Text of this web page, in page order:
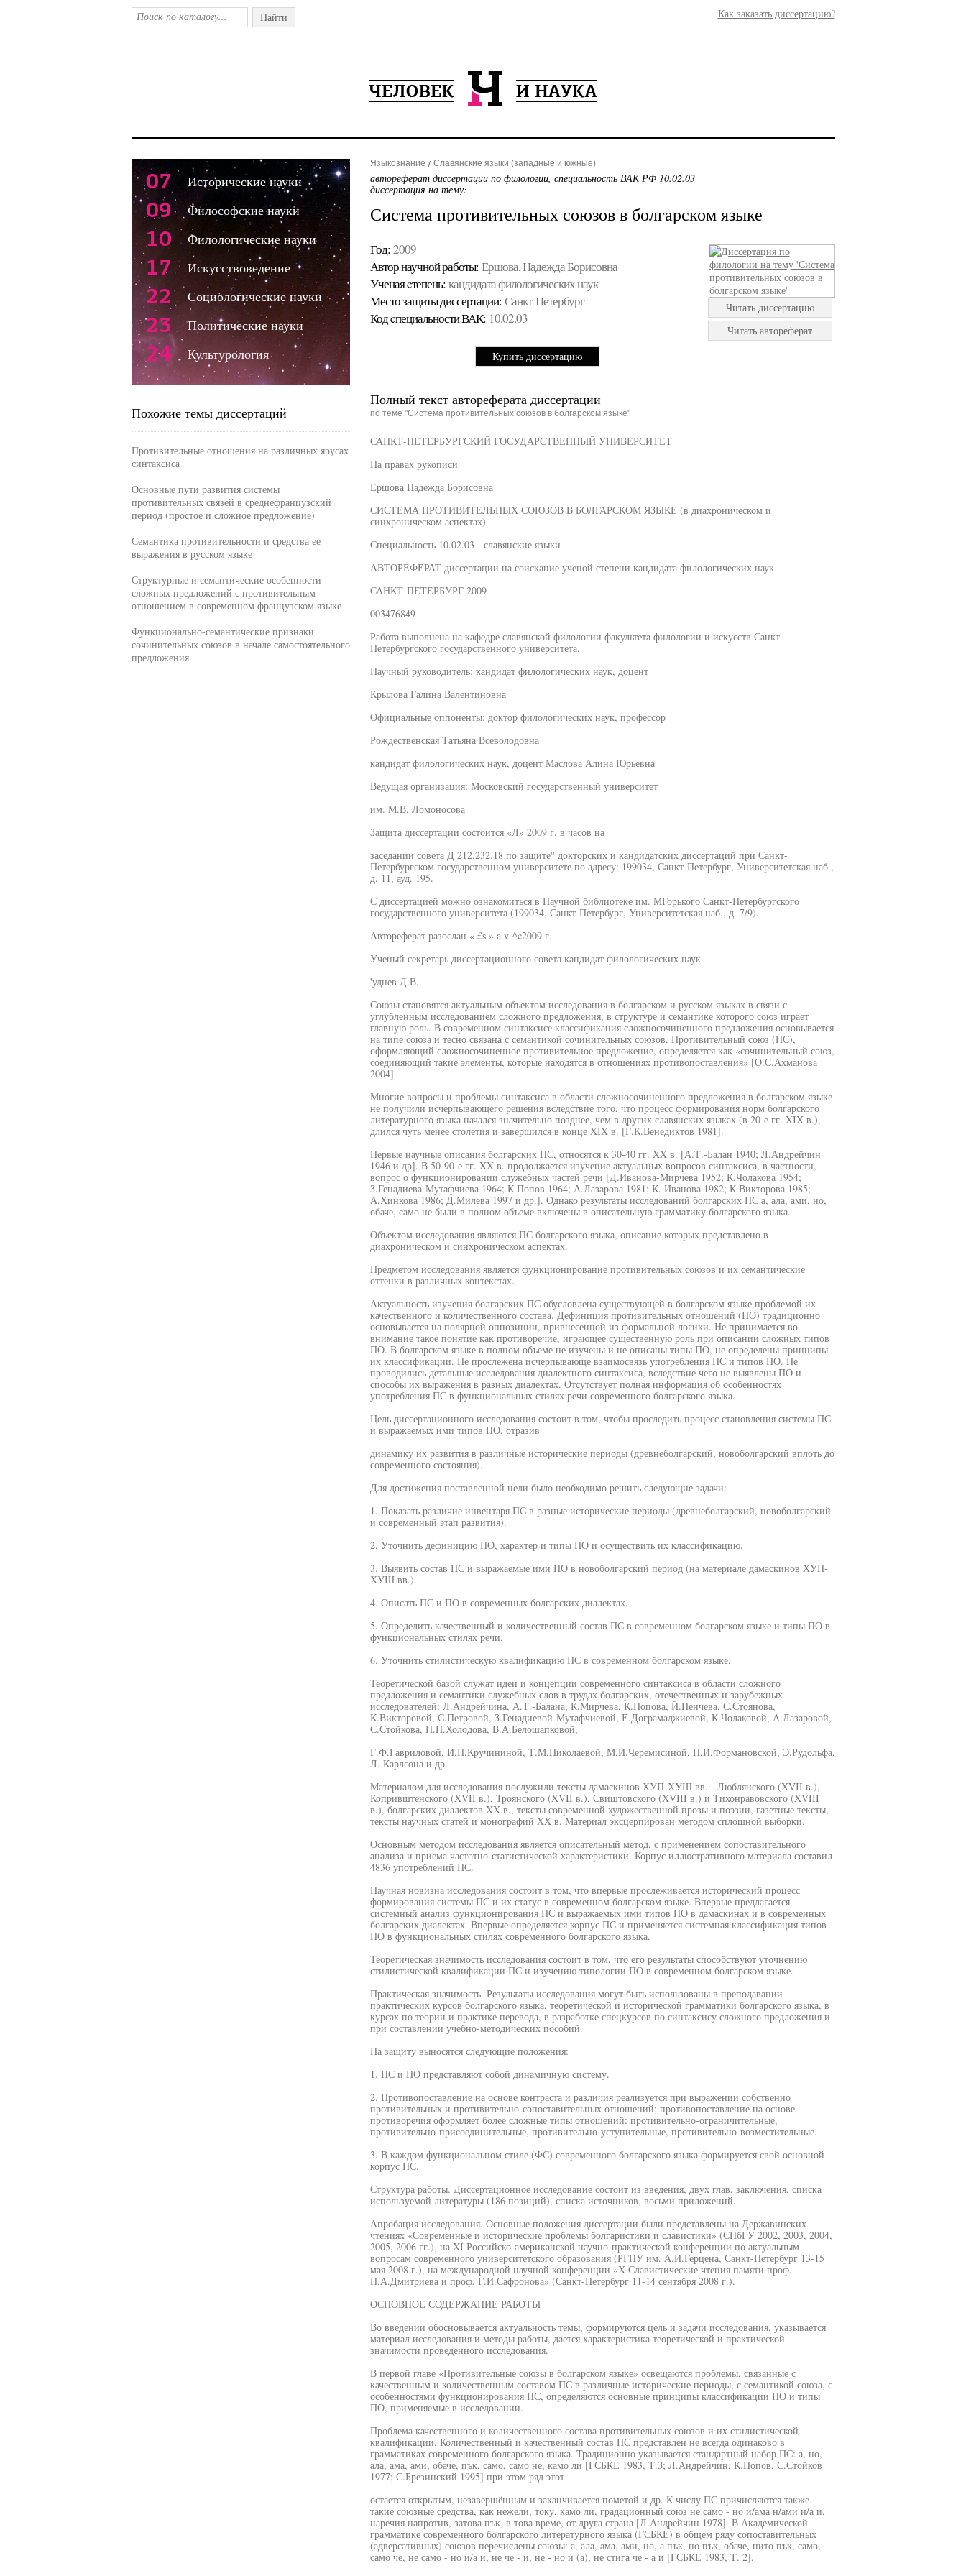
Найти Как заказать диссертацию?
Языкознание Славянские языки (западные и южные)
автореферат диссертации по филологии, специальность ВАК РФ 10.02.03
диссертация на тему:
Система противительных союзов в болгарском языке
Год: 2009
Автор научной работы: Ершова, Надежда Борисовна
Ученая cтепень: кандидата филологических наук
Место защиты диссертации: Санкт-Петербург
Код cпециальности ВАК: 10.02.03
Купить диссертацию
Читать диссертацию
Читать автореферат
Полный текст автореферата диссертации
по теме "Система противительных союзов в болгарском языке"
САНКТ-ПЕТЕРБУРГСКИЙ ГОСУДАРСТВЕННЫЙ УНИВЕРСИТЕТ
На правах рукописи
Ершова Надежда Борисовна
СИСТЕМА ПРОТИВИТЕЛЬНЫХ СОЮЗОВ В БОЛГАРСКОМ ЯЗЫКЕ (в диахроническом и
синхроническом аспектах)
Специальность 10.02.03 - славянские языки
АВТОРЕФЕРАТ диссертации на соискание ученой степени кандидата филологических наук
САНКТ-ПЕТЕРБУРГ 2009
003476849
Работа выполнена на кафедре славянской филологии факультета филологии и искусств Санкт-
Петербургского государственного университета.
Научный руководитель: кандидат филологических наук, доцент
Крылова Галина Валентиновна
Официальные оппоненты: доктор филологических наук, профессор
Рождественская Татьяна Всеволодовна
кандидат филологических наук, доцент Маслова Алина Юрьевна
Ведущая организация: Московский государственный университет
им. М.В. Ломоносова
Защита диссертации состоится «Л» 2009 г. в часов на
заседании совета Д 212.232.18 по защите'' докторских и кандидатских диссертаций при Санкт-
Петербургском государственном университете по адресу: 199034, Санкт-Петербург, Университетская наб.,
д. 11, ауд. 195.
С диссертацией можно ознакомиться в Научной библиотеке им. МГорького Санкт-Петербургского
государственного университета (199034, Санкт-Петербург, Университетская наб., д. 7/9).
Автореферат разослан « £s » a v-^c2009 г.
Ученый секретарь диссертационного совета кандидат филологических наук
'уднев Д.В.
Союзы становятся актуальным объектом исследования в болгарском и русском языках в связи с
углубленным исследованием сложного предложения, в структуре и семантике которого союз играет
главную роль. В современном синтаксисе классификация сложносочиненного предложения основывается
на типе союза и тесно связана с семантикой сочинительных союзов. Противительный союз (ПС),
оформляющий сложносочиненное противительное предложение, определяется как «сочинительный союз,
соединяющий такие элементы, которые находятся в отношениях противопоставления» [О.С.Ахманова
2004].
Многие вопросы и проблемы синтаксиса в области сложносочиненного предложения в болгарском языке
не получили исчерпывающего решения вследствие того, что процесс формирования норм болгарского
литературного языка начался значительно позднее, чем в других славянских языках (в 20-е гг. XIX в.),
длился чуть менее столетия и завершился в конце XIX в. [Г.К.Венедиктов 1981].
Первые научные описания болгарских ПС, относятся к 30-40 гг. XX в. [А.Т.-Балан 1940; Л.Андрейчин
1946 и др]. В 50-90-е гг. XX в. продолжается изучение актуальных вопросов синтаксиса, в частности,
вопрос о функционировании служебных частей речи [Д.Иванова-Мирчева 1952; К.Чолакова 1954;
З.Генадиева-Мутафчиева 1964; К.Попов 1964; А.Лазарова 1981; К. Иванова 1982; К.Викторова 1985;
А.Хинкова 1986; Д.Милева 1997 и др.]. Однако результаты исследований болгарских ПС а, ала, ами, но,
обаче, само не были в полном объеме включены в описательную грамматику болгарского языка.
Объектом исследования являются ПС болгарского языка, описание которых представлено в
диахроническом и синхроническом аспектах.
Предметом исследования является функционирование противительных союзов и их семантические
оттенки в различных контекстах.
Актуальность изучения болгарских ПС обусловлена существующей в болгарском языке проблемой их
качественного и количественного состава. Дефиниция противительных отношений (ПО) традиционно
основывается на полярной оппозиции, привнесенной из формальной логики. Не принимается во
внимание такое понятие как противоречие, играющее существенную роль при описании сложных типов
ПО. В болгарском языке в полном объеме не изучены и не описаны типы ПО, не определены принципы
их классификации. Не прослежена исчерпывающе взаимосвязь употребления ПС и типов ПО. Не
проводились детальные исследования диалектного синтаксиса, вследствие чего не выявлены ПО и
способы их выражения в разных диалектах. Отсутствует полная информация об особенностях
употребления ПС в функциональных стилях речи современного болгарского языка.
Цель диссертационного исследования состоит в том, чтобы проследить процесс становления системы ПС
и выражаемых ими типов ПО, отразив
динамику их развития в различные исторические периоды (древнеболгарский, новоболгарский вплоть до
современного состояния).
Для достижения поставленной цели было необходимо решить следующие задачи:
1. Показать различие инвентаря ПС в разные исторические периоды (древнеболгарский, новоболгарский
и современный этап развития).
2. Уточнить дефиницию ПО, характер и типы ПО и осуществить их классификацию.
3. Выявить состав ПС и выражаемые ими ПО в новоболгарский период (на материале дамаскинов ХУН-
ХУШ вв.).
4. Описать ПС и ПО в современных болгарских диалектах.
5. Определить качественный и количественный состав ПС в современном болгарском языке и типы ПО в
функциональных стилях речи.
6. Уточнить стилистическую квалификацию ПС в современном болгарском языке.
Теоретической базой служат идеи и концепции современного синтаксиса в области сложного
предложения и семантики служебных слов в трудах болгарских, отечественных и зарубежных
исследователей: Л.Андрейчина, А.Т.-Балана, К.Мирчева, К.Попова, Й.Пенчева, С.Стоянова,
К.Викторовой, С.Петровой, З.Генадиевой-Мутафчиевой, Е.Дограмаджиевой, К.Чолаковой, А.Лазаровой,
С.Стойкова, Н.Н.Холодова, В.А.Белошапковой,
Г.Ф.Гавриловой, И.Н.Кручининой, Т.М.Николаевой, М.И.Черемисиной, Н.И.Формановской, Э.Рудольфа,
Л. Карлсона и др.
Материалом для исследования послужили тексты дамаскинов ХУП-ХУШ вв. - Люблянского (XVII в.),
Копривштенского (XVII в.), Троянского (XVII в.), Свиштовского (XVIII в.) и Тихонравовского (XVIII
в.), болгарских диалектов XX в., тексты современной художественной прозы и поэзии, газетные тексты,
тексты научных статей и монографий XX в. Материал эксцерпирован методом сплошной выборки.
Основным методом исследования является описательный метод, с применением сопоставительного
анализа и приема частотно-статистической характеристики. Корпус иллюстративного материала составил
4836 употреблений ПС.
Научная новизна исследования состоит в том, что впервые прослеживается исторический процесс
формирования системы ПС и их статус в современном болгарском языке. Впервые предлагается
системный анализ функционирования ПС и выражаемых ими типов ПО в дамаскинах и в современных
болгарских диалектах. Впервые определяется корпус ПС и применяется системная классификация типов
ПО в функциональных стилях современного болгарского языка.
Теоретическая значимость исследования состоит в том, что его результаты способствуют уточнению
стилистической квалификации ПС и изучению типологии ПО в современном болгарском языке.
Практическая значимость. Результаты исследования могут быть использованы в преподавании
практических курсов болгарского языка, теоретической и исторической грамматики болгарского языка, в
курсах по теории и практике перевода, в разработке спецкурсов по синтаксису сложного предложения и
при составлении учебно-методических пособий.
На защиту выносятся следующие положения:
1. ПС и ПО представляют собой динамичную систему.
2. Противопоставление на основе контраста и различия реализуется при выражении собственно
противительных и противительно-сопоставительных отношений; противопоставление на основе
противоречия оформляет более сложные типы отношений: противительно-ограничительные,
противительно-присоединительные, противительно-уступительные, противительно-возместительные.
3. В каждом функциональном стиле (ФС) современного болгарского языка формируется свой основной
корпус ПС.
Структура работы. Диссертационное исследование состоит из введения, двух глав, заключения, списка
используемой литературы (186 позиций), списка источников, восьми приложений.
Апробация исследования. Основные положения диссертации были представлены на Державинских
чтениях «Современные и исторические проблемы болгаристики и славистики» (СПбГУ 2002, 2003, 2004,
2005, 2006 гг.), на XI Российско-американской научно-практической конференции по актуальным
вопросам современного университетского образования (РГПУ им. А.И.Герцена, Санкт-Петербург 13-15
мая 2008 г.), на международной научной конференции «X Славистические чтения памяти проф.
П.А.Дмитриева и проф. Г.И.Сафронова» (Санкт-Петербург 11-14 сентября 2008 г.).
ОСНОВНОЕ СОДЕРЖАНИЕ РАБОТЫ
Во введении обосновывается актуальность темы, формируются цель и задачи исследования, указывается
материал исследования и методы работы, дается характеристика теоретической и практической
значимости проведенного исследования.
В первой главе «Противительные союзы в болгарском языке» освещаются проблемы, связанные с
качественным и количественным составом ПС в различные исторические периоды, с семантикой союза, с
особенностями функционирования ПС, определяются основные принципы классификации ПО и типы
ПО, применяемые в исследовании.
Проблема качественного и количественного состава противительных союзов и их стилистической
квалификации. Количественный и качественный состав ПС представлен не всегда одинаково в
грамматиках современного болгарского языка. Традиционно указывается стандартный набор ПС: а, но,
ала, ама, ами, обаче, пък, само, само не, камо ли [ГСБКЕ 1983, Т.З; Л.Андрейчин, К.Попов, С.Стойков
1977; С.Брезинский 1995] при этом ряд этот
остается открытым, незавершённым и заканчивается пометой и др. К числу ПС причисляются также
такие союзные средства, как нежели, току, камо ли, градационный союз не само - но и/ама н/ами и/а и,
наречия напротив, затова пък, в това време, от друга страна [Л.Андрейчин 1978]. В Академической
грамматике современного болгарского литературного языка (ГСБКЕ) в общем ряду сопоставительных
(адверсативных) союзов перечислены союзы: а, ала, ама, ами, но, а пък, но пък, обаче, нито пък, само,
само че, не само - но и/а и, не че - и, не - но и (а), не стига че - а и [ГСБКЕ 1983, Т. 2].
07 Исторические науки
09 Философские науки
10 Филологические науки
17 Искусствоведение
22 Социологические науки
23 Политические науки
24 Культурология
Похожие темы диссертаций
Противительные отношения на различных ярусах
синтаксиса
Основные пути развития системы
противительных связей в среднефранцузский
период (простое и сложное предложение)
Семантика противительности и средства ее
выражения в русском языке
Структурные и семантические особенности
сложных предложений с противительным
отношением в современном французском языке
Функционально-семантические признаки
сочинительных союзов в начале самостоятельного
предложения